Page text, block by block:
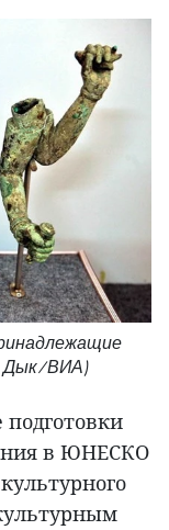
Дык/ВИА)
подготовки
в ЮНЕСКО
ного